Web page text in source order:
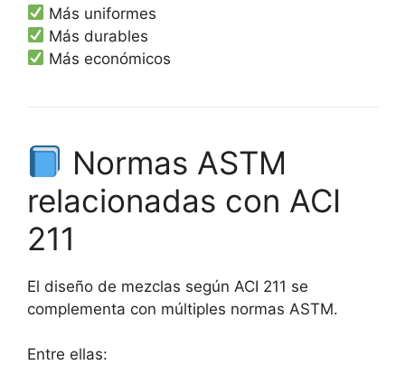
Más uniformes
Más durables
Más económicos
Normas ASTM
relacionadas con ACI
211
El diseño de mezclas según ACI 211 se
complementa con múltiples normas ASTM.
Entre ellas: